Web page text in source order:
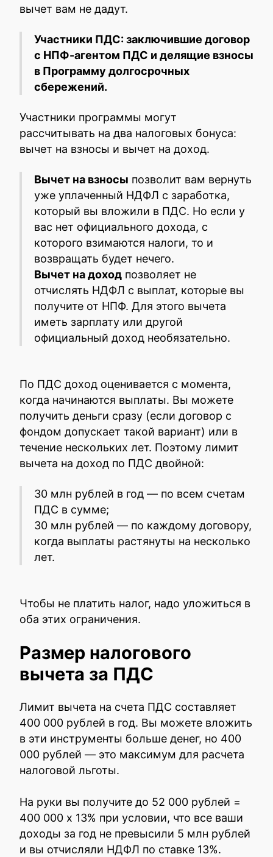
вычет вам не дадут.
Участники ПДС: заключившие договор
с НПФ-агентом ПДС и делящие взносы
в Программу долгосрочных
сбережений.
Участники программы могут
рассчитывать на два налоговых бонуса:
вычет на взносы и вычет на доход.
Вычет на взносы позволит вам вернуть
уже уплаченный НДФЛ с заработка,
который вы вложили в ПДС. Но если у
вас нет официального дохода, с
которого взимаются налоги, то и
возвращать будет нечего.
Вычет на доход позволяет не
отчислять НДФЛ с выплат, которые вы
получите от НПФ. Для этого вычета
иметь зарплату или другой
официальный доход необязательно.
По ПДС доход оценивается с момента,
когда начинаются выплаты. Вы можете
получить деньги сразу (если договор с
фондом допускает такой вариант) или в
течение нескольких лет. Поэтому лимит
вычета на доход по ПДС двойной:
30 млн рублей в год — по всем счетам
ПДС в сумме;
30 млн рублей — по каждому договору,
когда выплаты растянуты на несколько
лет.
Чтобы не платить налог, надо уложиться в
оба этих ограничения.
Размер налогового
вычета за ПДС
Лимит вычета на счета ПДС составляет
400 000 рублей в год. Вы можете вложить
в эти инструменты больше денег, но 400
000 рублей — это максимум для расчета
налоговой льготы.
На руки вы получите до 52 000 рублей =
400 000 х 13% при условии, что все ваши
доходы за год не превысили 5 млн рублей
и вы отчисляли НДФЛ по ставке 13%.